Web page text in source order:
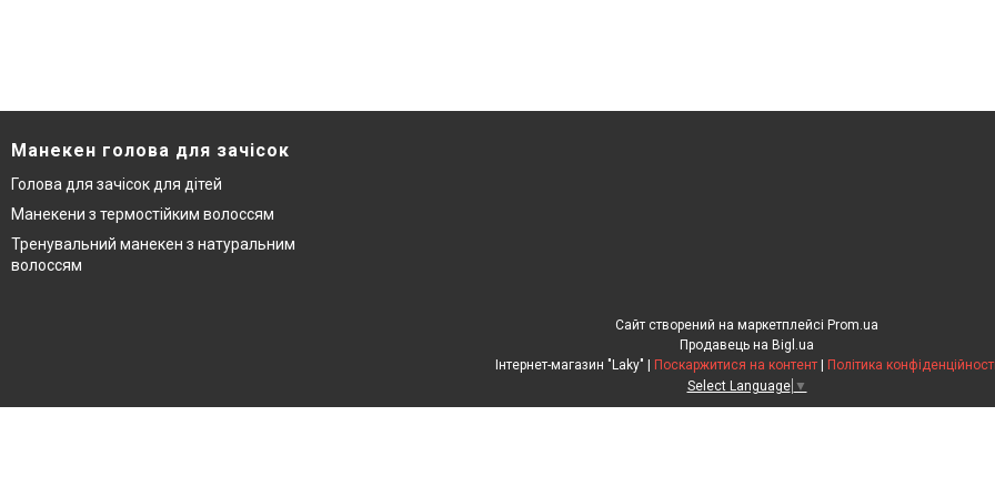
Манекен голова для зачісок
Голова для зачісок для дітей
Манекени з термостійким волоссям
Тренувальний манекен з натуральним
волоссям
Сайт створений на маркетплейсі Prom.ua
Продавець на Bigl.ua
Поскаржитися на контент
Політика
Select Language ▼